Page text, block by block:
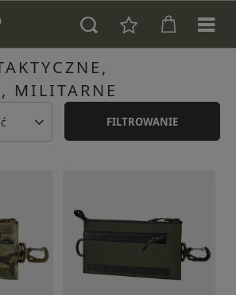
MILITARNE
FILTROWANIE